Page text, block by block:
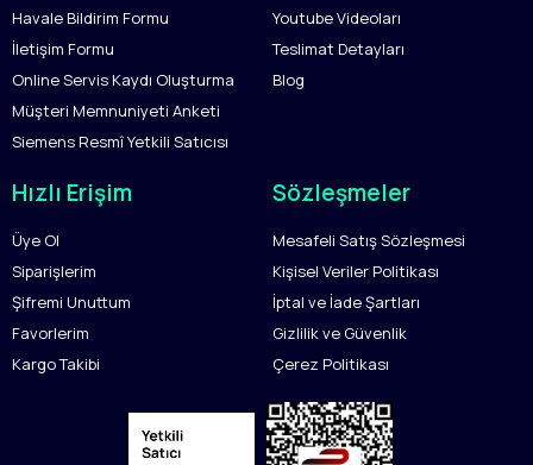
Havale Bildirim Formu
İletişim Formu
Online Servis Kaydı Oluşturma
Müşteri Memnuniyeti Anketi
Siemens Resmî Yetkili Satıcısı
Youtube Videoları
Teslimat Detayları
Blog
Hızlı Erişim
Üye Ol
Siparişlerim
Şifremi Unuttum
Favorlerim
Kargo Takibi
Sözleşmeler
Mesafeli Satış Sözleşmesi
Kişisel Veriler Politikası
İptal ve İade Şartları
Gizlilik ve Güvenlik
Çerez Politikası